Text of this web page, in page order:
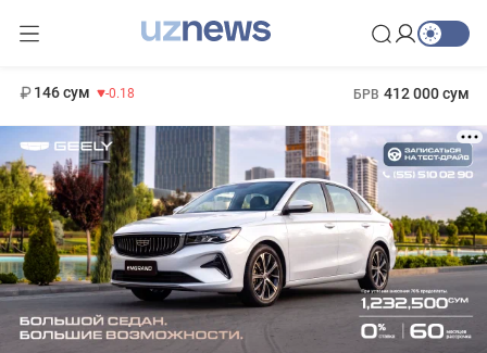
146 сум -0.18 БРВ 412 000 сум